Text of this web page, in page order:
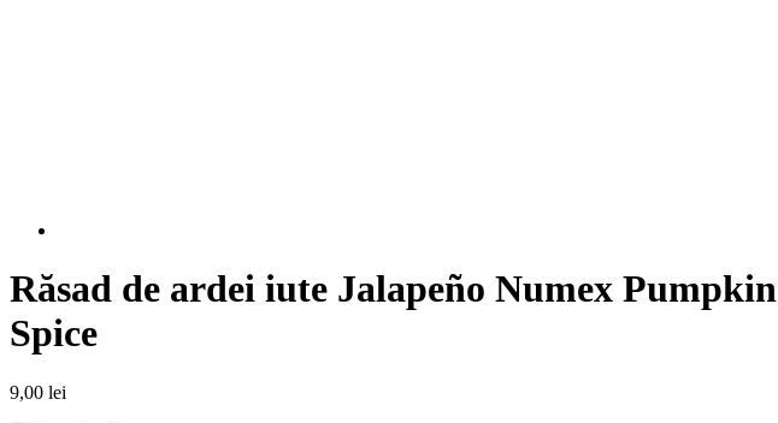
Răsad de ardei iute Jalapeño Numex Pumpkin
Spice
9,00 lei